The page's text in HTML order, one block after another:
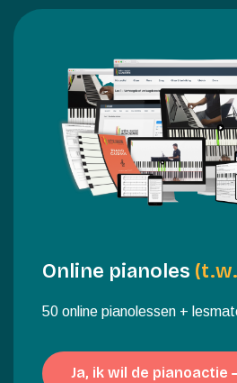
Online pianoles
50 online pianolessen +
Ja, ik wil de pianoactie